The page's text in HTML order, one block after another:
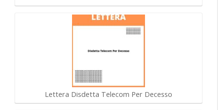
Lettera Disdetta Telecom Per Decesso